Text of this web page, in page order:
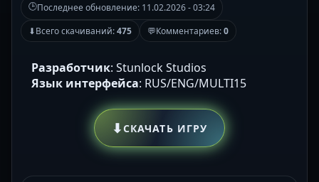
🕒Последнее обновление: 11.02.2026 - 03:24
⬇Всего скачиваний:475 💬Комментариев:0
Разработчик: Stunlock Studios
Язык интерфейса: RUS/ENG/MULTI15
⬇СКАЧАТЬ ИГРУ